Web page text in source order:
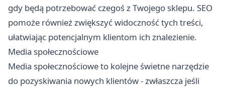
gdy będą potrzebować czegoś z Twojego sklepu. SEO
pomoże również zwiększyć widoczność tych treści,
ułatwiając potencjalnym klientom ich znalezienie.
Media społecznościowe
Media społecznościowe to kolejne świetne narzędzie
do pozyskiwania nowych klientów - zwłaszcza jeśli